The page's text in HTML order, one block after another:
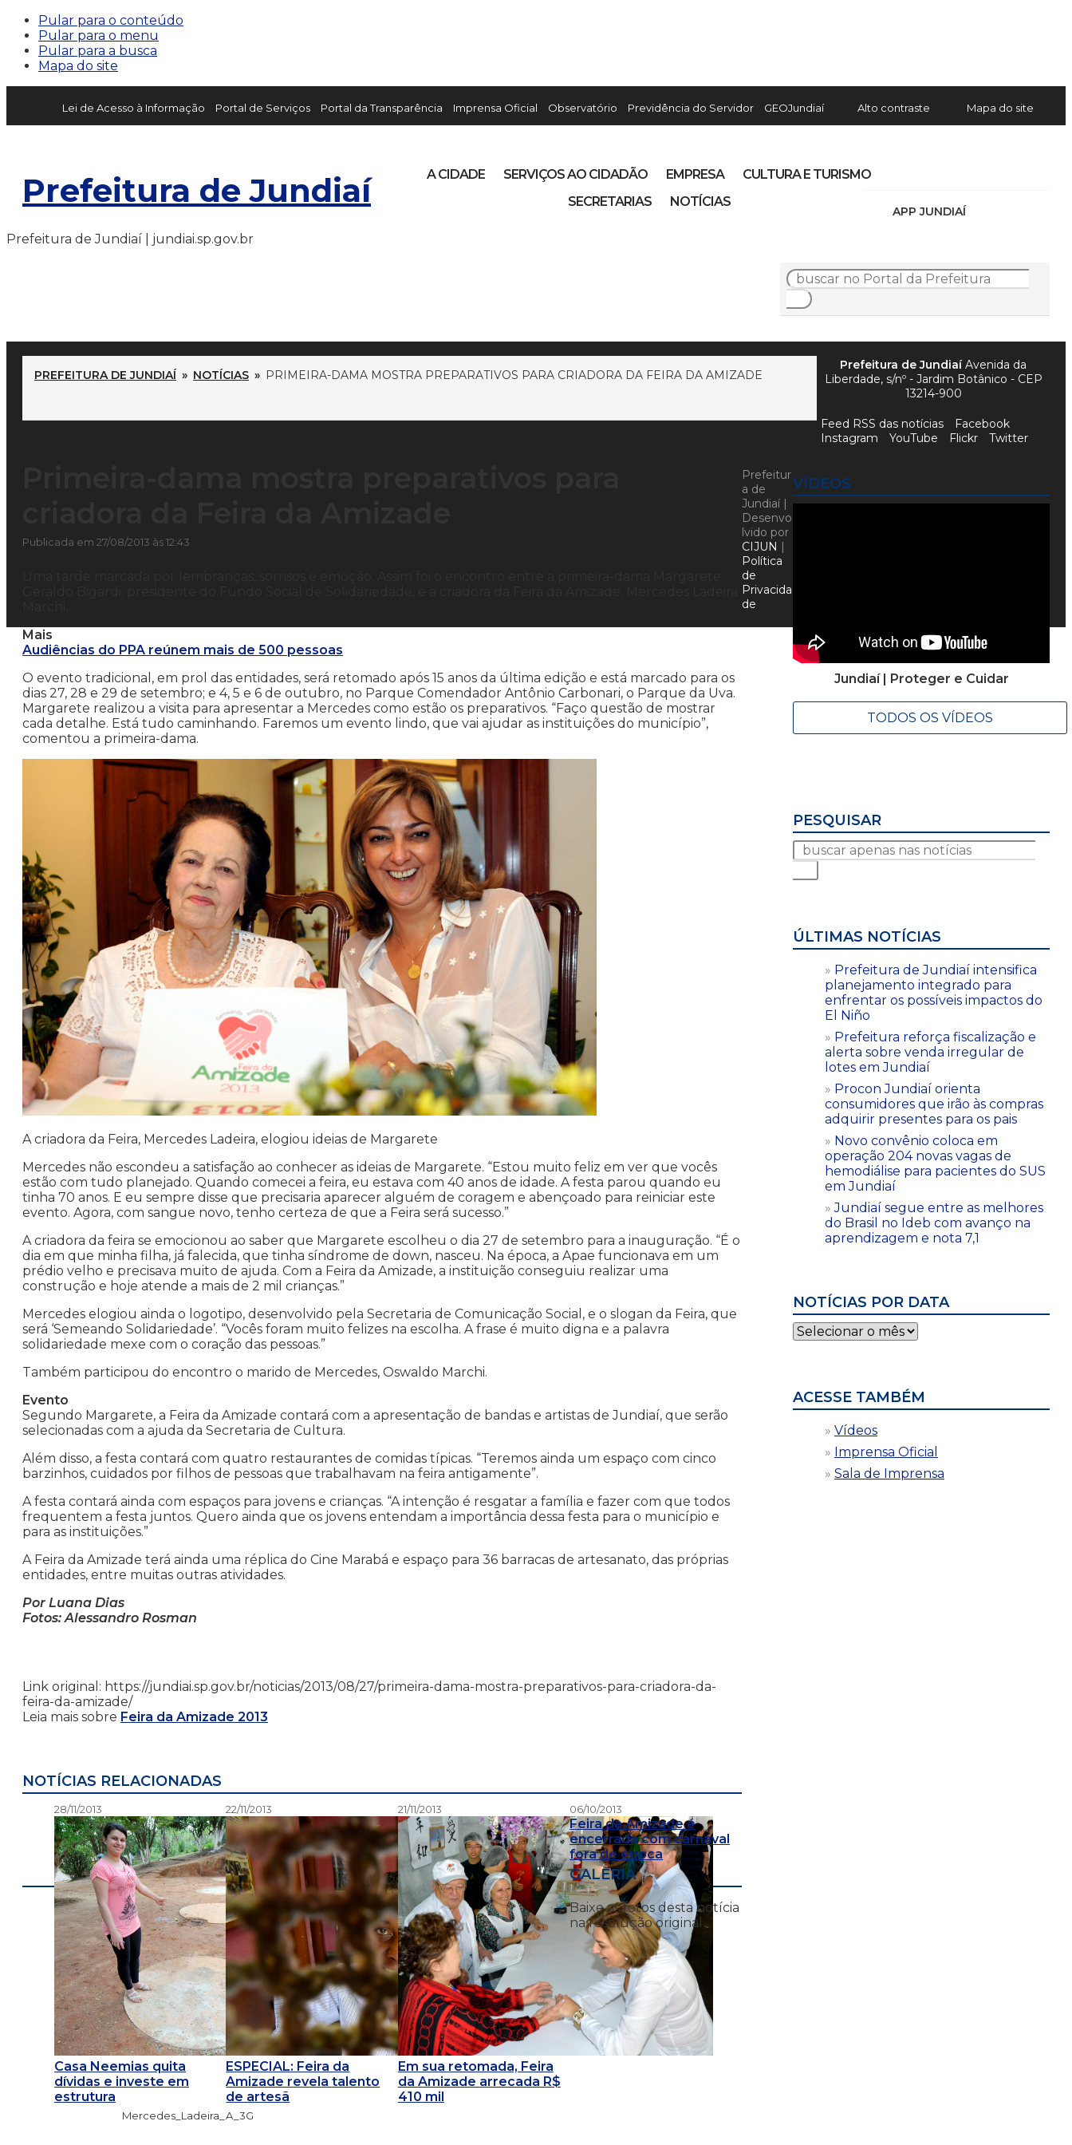
Pular para o conteúdo
Pular para o menu
Pular para a busca
Mapa do site
Lei de Acesso à Informação Portal de Serviços Portal da Transparência Imprensa Oficial Observatório Previdência do Servidor GEOJundiaí Alto contraste Mapa do site
Prefeitura de Jundiaí
APP JUNDIAÍ
A CIDADE SERVIÇOS AO CIDADÃO EMPRESA
CULTURA E TURISMO
SECRETARIAS
NOTÍCIAS
Prefeitura de Jundiaí | jundiai.sp.gov.br
PREFEITURA DE JUNDIAÍ » NOTÍCIAS » PRIMEIRA-DAMA MOSTRA PREPARATIVOS PARA CRIADORA DA FEIRA DA AMIZADE
Publicada em 27/08/2013 às 12:43
Mais
Audiências do PPA reúnem mais de 500 pessoas
O evento tradicional, em prol das entidades, será retomado após 15 anos da última edição e está marcado para os
dias 27, 28 e 29 de setembro; e 4, 5 e 6 de outubro, no Parque Comendador Antônio Carbonari, o Parque da Uva.
Margarete realizou a visita para apresentar a Mercedes como estão os preparativos. “Faço questão de mostrar
cada detalhe. Está tudo caminhando. Faremos um evento lindo, que vai ajudar as instituições do município”,
comentou a primeira-dama.
A criadora da Feira, Mercedes Ladeira, elogiou ideias de Margarete
Mercedes não escondeu a satisfação ao conhecer as ideias de Margarete. “Estou muito feliz em ver que vocês
estão com tudo planejado. Quando comecei a feira, eu estava com 40 anos de idade. A festa parou quando eu
tinha 70 anos. E eu sempre disse que precisaria aparecer alguém de coragem e abençoado para reiniciar este
evento. Agora, com sangue novo, tenho certeza de que a Feira será sucesso.”
A criadora da feira se emocionou ao saber que Margarete escolheu o dia 27 de setembro para a inauguração. “É o
dia em que minha filha, já falecida, que tinha síndrome de down, nasceu. Na época, a Apae funcionava em um
prédio velho e precisava muito de ajuda. Com a Feira da Amizade, a instituição conseguiu realizar uma
construção e hoje atende a mais de 2 mil crianças.”
Mercedes elogiou ainda o logotipo, desenvolvido pela Secretaria de Comunicação Social, e o slogan da Feira, que
será ‘Semeando Solidariedade’. “Vocês foram muito felizes na escolha. A frase é muito digna e a palavra
solidariedade mexe com o coração das pessoas.”
Também participou do encontro o marido de Mercedes, Oswaldo Marchi.
Evento
Segundo Margarete, a Feira da Amizade contará com a apresentação de bandas e artistas de Jundiaí, que serão
selecionadas com a ajuda da Secretaria de Cultura.
Além disso, a festa contará com quatro restaurantes de comidas típicas. “Teremos ainda um espaço com cinco
barzinhos, cuidados por filhos de pessoas que trabalhavam na feira antigamente”.
A festa contará ainda com espaços para jovens e crianças. “A intenção é resgatar a família e fazer com que todos
frequentem a festa juntos. Quero ainda que os jovens entendam a importância dessa festa para o município e
para as instituições.”
A Feira da Amizade terá ainda uma réplica do Cine Marabá e espaço para 36 barracas de artesanato, das próprias
entidades, entre muitas outras atividades.
Por Luana Dias
Fotos: Alessandro Rosman
Link original: https://jundiai.sp.gov.br/noticias/2013/08/27/primeira-dama-mostra-preparativos-para-criadora-da-
feira-da-amizade/
Leia mais sobre Feira da Amizade 2013
NOTÍCIAS RELACIONADAS
28/11/2013
Casa Neemias quita
dívidas e investe em
estrutura
22/11/2013
ESPECIAL: Feira da
Amizade revela talento
de artesã
21/11/2013
Em sua retomada, Feira
da Amizade arrecada R$
410 mil
06/10/2013
Feira da Amizade é
encerrada com carnaval
fora de época
GALERIA
Baixe as fotos desta notícia
na resolução original
Mercedes_Ladeira_A_3G
VÍDEOS
Jundiaí | Proteger e Cuidar
TODOS OS VÍDEOS
PESQUISAR
ÚLTIMAS NOTÍCIAS
Prefeitura de Jundiaí intensifica
planejamento integrado para
enfrentar os possíveis impactos do
El Niño
Prefeitura reforça fiscalização e
alerta sobre venda irregular de
lotes em Jundiaí
Procon Jundiaí orienta
consumidores que irão às compras
adquirir presentes para os pais
Novo convênio coloca em
operação 204 novas vagas de
hemodiálise para pacientes do SUS
em Jundiaí
Jundiaí segue entre as melhores
do Brasil no Ideb com avanço na
aprendizagem e nota 7,1
NOTÍCIAS POR DATA
Notícias
por
ACESSE TAMBÉM
Vídeos
Imprensa Oficial
Sala de Imprensa
Prefeitura de JundiaíAvenida da
Liberdade, s/nº - Jardim Botânico - CEP
13214-900
Feed RSS das notícias
Facebook
Instagram
YouTube Flickr Twitter
Prefeitur
a de
Jundiaí |
Desenvo
lvido por
CIJUN |
Política
de
Privacida
de